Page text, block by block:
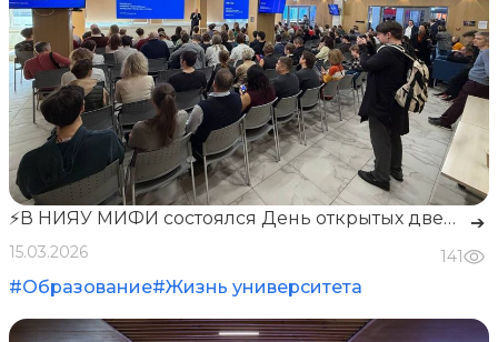
⚡️В НИЯУ МИФИ состоялся День открытых дверей ИФТИС⚡️ ➔
15.03.2026 141
#Образование#Жизнь университета